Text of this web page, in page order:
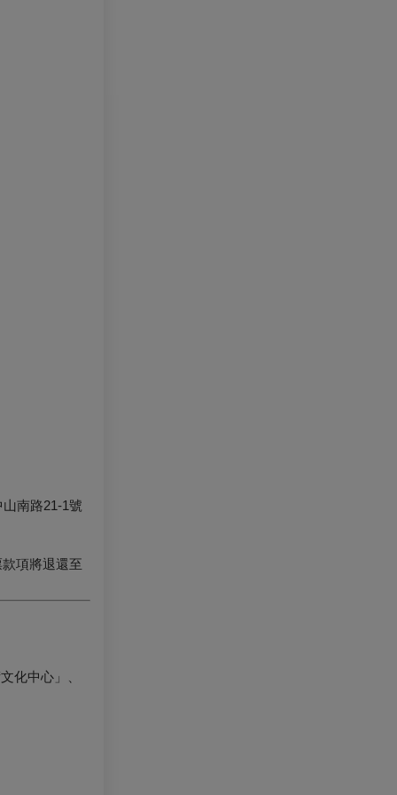
南路21-1號
項將退還至
化中心」、